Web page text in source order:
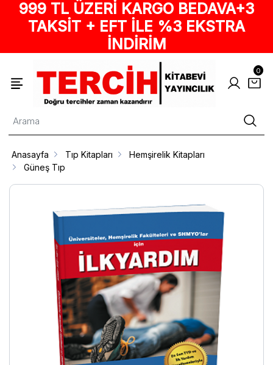
999 TL ÜZERİ KARGO BEDAVA+3
TAKSİT + EFT İLE %3 EKSTRA
İNDİRİM
0
Anasayfa Tıp Kitapları
Hemşirelik Kitapları
Güneş Tıp